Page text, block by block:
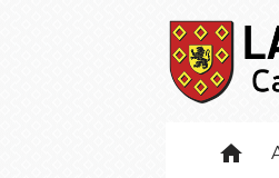
home